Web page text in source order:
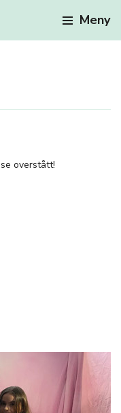
Meny
overstått!